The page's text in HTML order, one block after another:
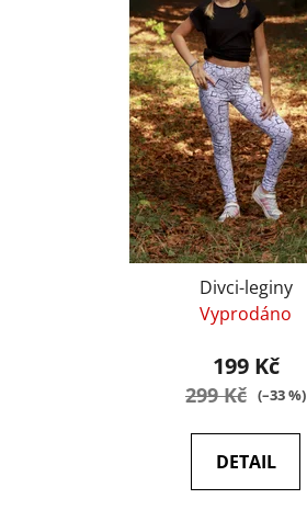
Divci-leginy
Vyprodáno
199 Kč
299 Kč (–33 %)
DETAIL